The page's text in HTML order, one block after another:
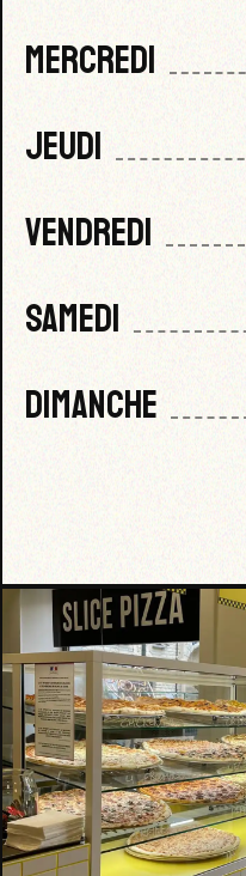
MERCREDI
JEUDI
VENDREDI
SAMEDI
DIMANCHE